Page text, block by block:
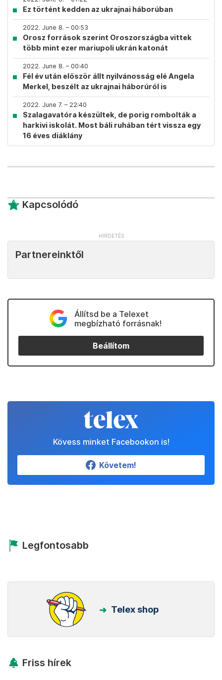
Ez történt kedden az ukrajnai háborúban
2022. June 8. – 00:53
Orosz források szerint Oroszországba vittek
több mint ezer mariupoli ukrán katonát
2022. June 8. – 00:40
Fél év után először állt nyilvánosság elé Angela
Merkel, beszélt az ukrajnai háborúról is
2022. June 7. – 22:40
Szalagavatóra készültek, de porig rombolták a
harkivi iskolát. Most báli ruhában tért vissza egy
16 éves diáklány
Kapcsolódó
Partnereinktől
Állítsd be a Telexet
megbízható forrásnak!
Beállítom
Kövess minket Facebookon is!
Követem!
Legfontosabb
Telex shop
Friss hírek